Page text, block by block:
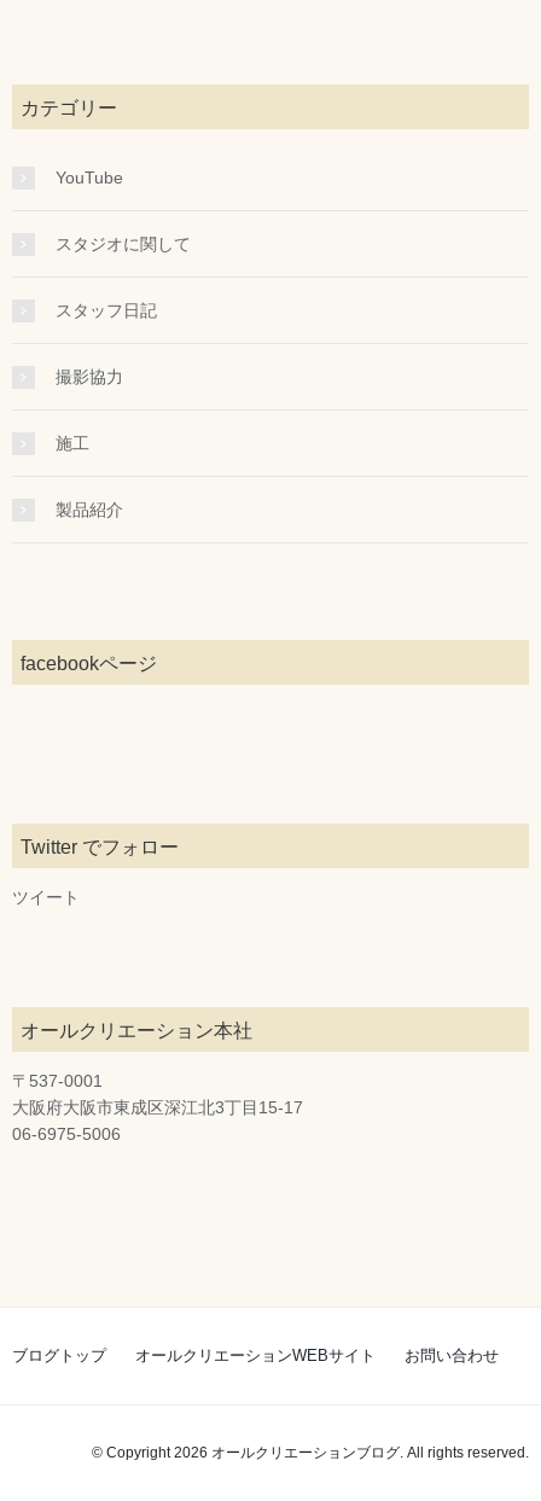
カテゴリー
YouTube
スタジオに関して
スタッフ日記
撮影協力
施工
製品紹介
facebookページ
Twitter でフォロー
ツイート
オールクリエーション本社
〒537-0001
大阪府大阪市東成区深江北3丁目15-17
06-6975-5006
ブログトップ オールクリエーションWEBサイト お問い合わせ
© Copyright 2026 オールクリエーションブログ. All rights reserved.